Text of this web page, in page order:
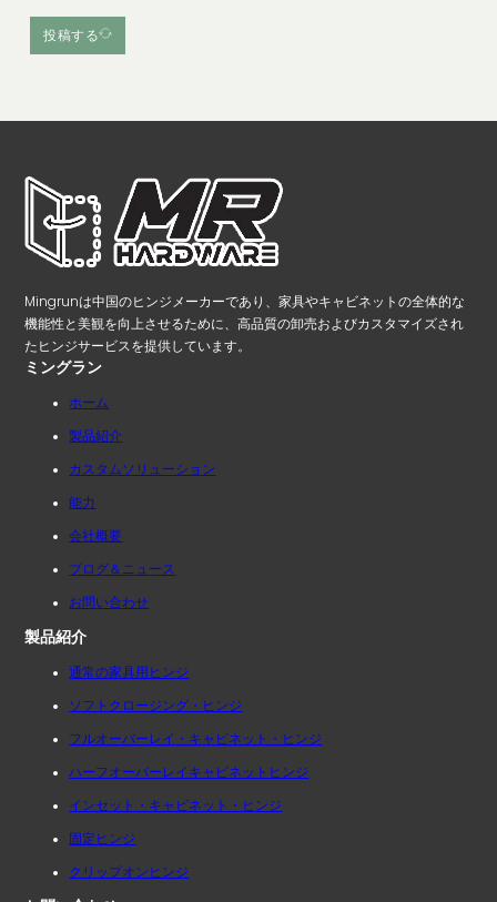
投稿する
Mingrunは中国のヒンジメーカーであり、家具やキャビネットの全体的な
機能性と美観を向上させるために、高品質の卸売およびカスタマイズされ
たヒンジサービスを提供しています。
ミングラン
ホーム
製品紹介
カスタムソリューション
能力
会社概要
ブログ＆ニュース
お問い合わせ
製品紹介
通常の家具用ヒンジ
ソフトクロージング・ヒンジ
フルオーバーレイ・キャビネット・ヒンジ
ハーフオーバーレイキャビネットヒンジ
インセット・キャビネット・ヒンジ
固定ヒンジ
クリップオンヒンジ